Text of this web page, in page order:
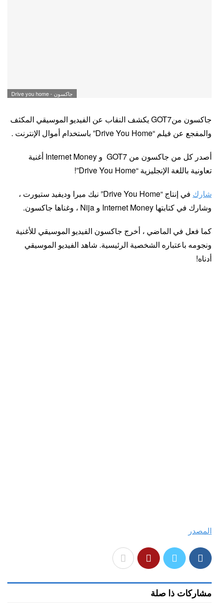
جاكسون - Drive you home
جاكسون منGOT7 يكشف النقاب عن الفيديو الموسيقي المكثف
والمفجع عن فيلم “Drive You Home” باستخدام أموال الإنترنت .
أصدر كل من جاكسون من GOT7 و Internet Money أغنية
تعاونية باللغة الإنجليزية “Drive You Home”!
شارك
في إنتاج “Drive You Home” نيك ميرا وديفيد ستيورت ،
وشارك في كتابتها Internet Money و Nija ، وغناها جاكسون.
كما فعل في الماضي ، أخرج جاكسون الفيديو الموسيقي للأغنية
ونجومه باعتباره الشخصية الرئيسية. شاهد الفيديو الموسيقي
أدناه!
المصدر
مشاركات ذا صلة